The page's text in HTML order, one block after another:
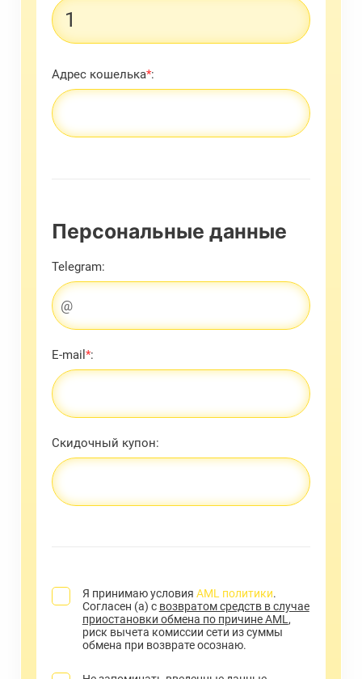
Адрес кошелька*:
Персональные данные
Telegram:
E-mail*:
Скидочный купон:
Я принимаю условия AML политики.
Согласен (а) с возвратом средств в случае
приостановки обмена по причине AML,
риск вычета комиссии сети из суммы
обмена при возврате осознаю.